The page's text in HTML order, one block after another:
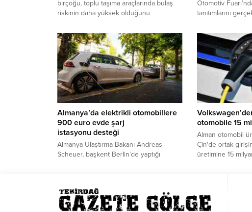
birçoğu, toplu taşıma araçlarında bulaş
riskinin daha yüksek olduğunu
verdi.
Otomotiv
tanıtımlarını
“Honda SUV
Almanya’da elektrikli otomobillere
900 euro evde şarj
istasyonu desteği
Almanya Ulaştırma Bakanı Andreas
Scheuer, başkent Berlin’de yaptığı
istasyonu kurmasını teşvik edeceğini
belirtti.
otomobile 15
Alman otomobil
Çin'de ortak
üretimine 15